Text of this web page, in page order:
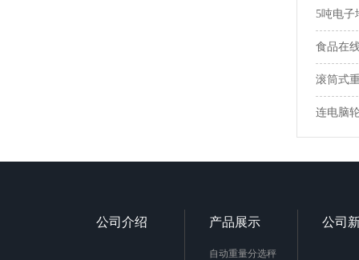
5吨电子
食品在
滚筒式
连电脑
公司介绍 产品展示
自动重量分选秤
公司